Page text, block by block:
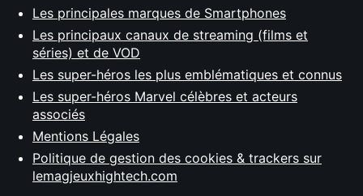
Les principales marques de Smartphones
Les principaux canaux de streaming (films et
séries) et de VOD
Les super-héros les plus emblématiques et connus
Les super-héros Marvel célèbres et acteurs
associés
Mentions Légales
Politique de gestion des cookies & trackers sur
lemagjeuxhightech.com